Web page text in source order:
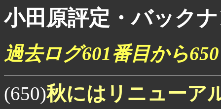
小田原評定・バック
過去ログ601番目から
(650)秋にはリニューア